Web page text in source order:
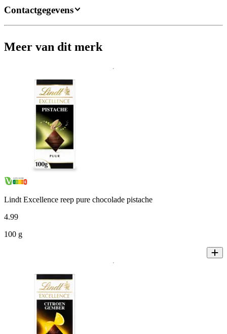
Contactgegevens
Meer van dit merk
Lindt Excellence reep pure chocolade pistache
4.99
100 g